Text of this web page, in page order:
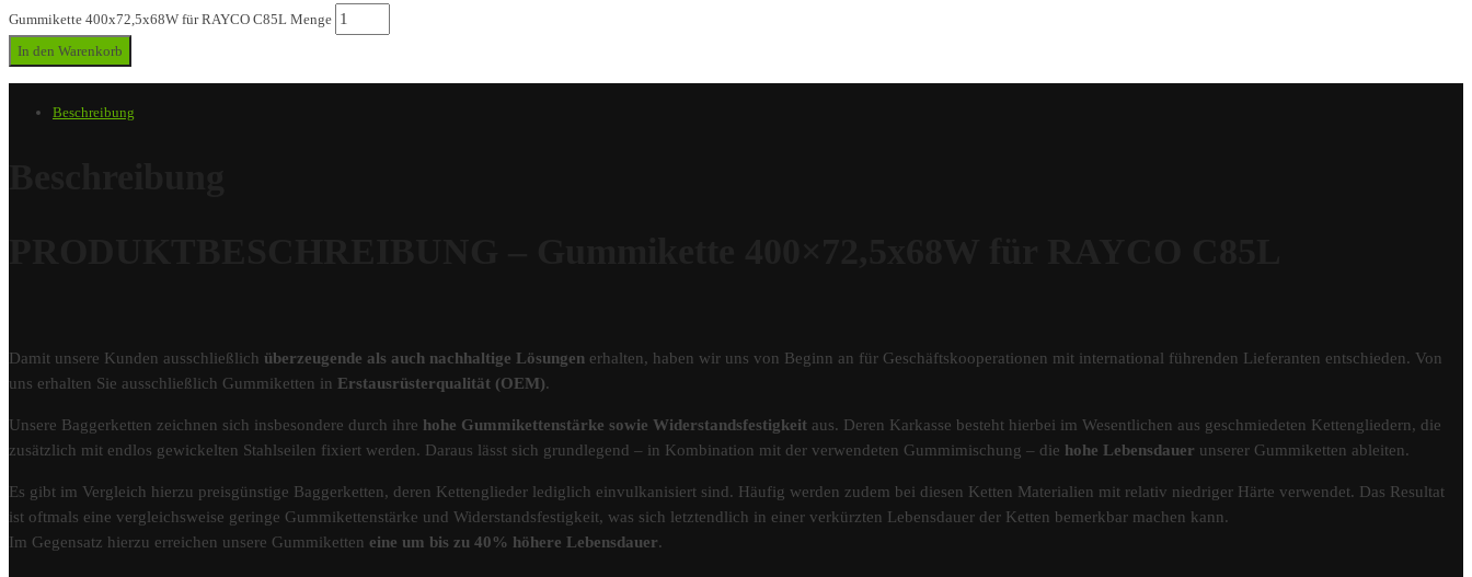
Gummikette 400x72,5x68W für RAYCO C85L Menge
In den Warenkorb
Beschreibung
Damit unsere Kunden ausschließlich überzeugende als auch nachhaltige Lösungen erhalten, haben wir uns von Beginn an für Geschäftskooperationen mit international führenden Lieferanten entschieden. Von
uns erhalten Sie ausschließlich Gummiketten in Erstausrüsterqualität (OEM).
Unsere Baggerketten zeichnen sich insbesondere durch ihre hohe Gummikettenstärke sowie Widerstandsfestigkeit aus. Deren Karkasse besteht hierbei im Wesentlichen aus geschmiedeten Kettengliedern, die
zusätzlich mit endlos gewickelten Stahlseilen fixiert werden. Daraus lässt sich grundlegend – in Kombination mit der verwendeten Gummimischung – die hohe Lebensdauer unserer Gummiketten ableiten.
Es gibt im Vergleich hierzu preisgünstige Baggerketten, deren Kettenglieder lediglich einvulkanisiert sind. Häufig werden zudem bei diesen Ketten Materialien mit relativ niedriger Härte verwendet. Das Resultat
ist oftmals eine vergleichsweise geringe Gummikettenstärke und Widerstandsfestigkeit, was sich letztendlich in einer verkürzten Lebensdauer der Ketten bemerkbar machen kann.
Im Gegensatz hierzu erreichen unsere Gummiketten eine um bis zu 40% höhere Lebensdauer.